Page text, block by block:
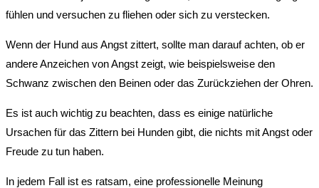
fühlen und versuchen zu fliehen oder sich zu verstecken.
Wenn der Hund aus Angst zittert, sollte man darauf achten, ob er
andere Anzeichen von Angst zeigt, wie beispielsweise den
Schwanz zwischen den Beinen oder das Zurückziehen der Ohren.
Es ist auch wichtig zu beachten, dass es einige natürliche
Ursachen für das Zittern bei Hunden gibt, die nichts mit Angst oder
Freude zu tun haben.
In jedem Fall ist es ratsam, eine professionelle Meinung